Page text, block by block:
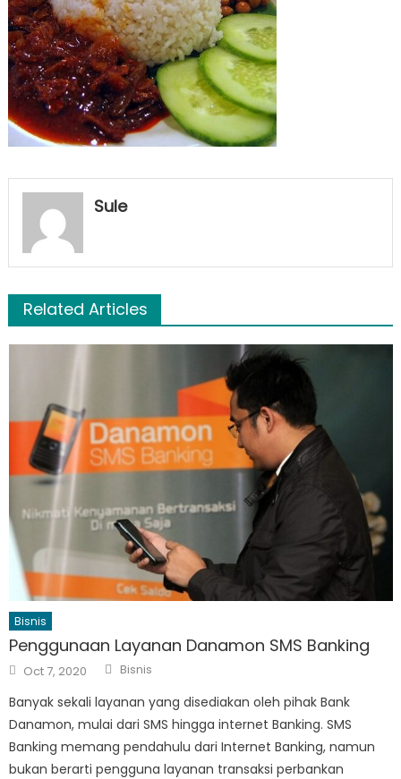
Sule
Related Articles
Bisnis
Penggunaan Layanan Danamon SMS Banking
Posted
on
Oct 7, 2020 Author
Bisnis
Banyak sekali layanan yang disediakan oleh pihak Bank
Danamon, mulai dari SMS hingga internet Banking. SMS
Banking memang pendahulu dari Internet Banking, namun
bukan berarti pengguna layanan transaksi perbankan